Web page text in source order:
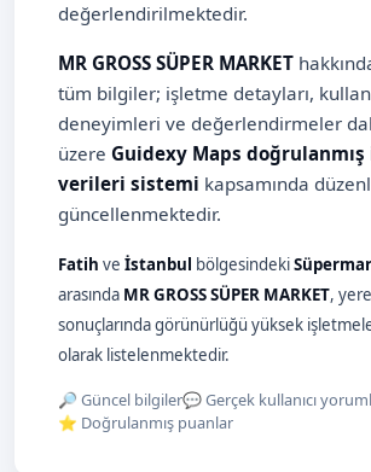
değerlendirilmektedir.
MR GROSS SÜPER MARKET
tüm bilgiler; işletme detayları,
deneyimleri ve değerlendirmeler
üzere Guidexy Maps
verileri sistemi kapsamında
güncellenmektedir.
Fatih ve İstanbul bölgesindeki
arasında MR GROSS SÜPER MARKET,
sonuçlarında görünürlüğü yüksek
olarak listelenmektedir.
🔎 Güncel bilgiler💬 Gerçek kullanıcı
⭐ Doğrulanmış puanlar